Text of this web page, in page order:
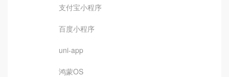
支付宝小程序
百度小程序
uni-app
鸿蒙OS